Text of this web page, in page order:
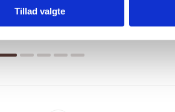
Tillad valgte
XXL Vinylgulv - SPC Sanremo
Den
oprindelige
pris
kr.
Den
aktuelle
pris